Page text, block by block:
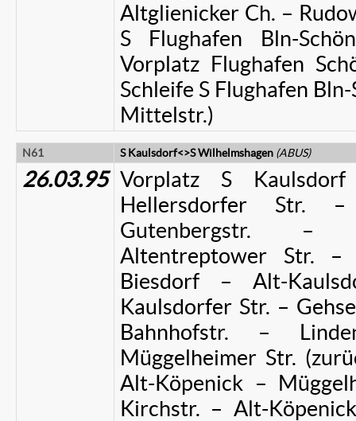
Altglienicker Ch. –
S Flughafen Bln-
Vorplatz Flughafen
Schleife S Flughafen
Mittelstr.)
N61 S Kaulsdorf<>S Wilhelmshagen (ABUS)
26.03.95 Vorplatz S
Hellersdorfer Str.
Gutenbergstr. –
Altentreptower Str.
Biesdorf – Alt-
Kaulsdorfer Str. –
Bahnhofstr. –
Müggelheimer Str.
Alt-Köpenick –
Kirchstr. – Alt-